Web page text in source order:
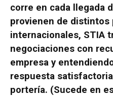
corre en cada llegada
provienen de distintos
internacionales, STIA
negociaciones con
empresa y
respuesta
portería. (Sucede en